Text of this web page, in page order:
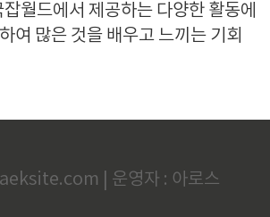
월드에서 제공하는 다양한 활동에
여 많은 것을 배우고 느끼는 기회
| 운영자 : 아로스